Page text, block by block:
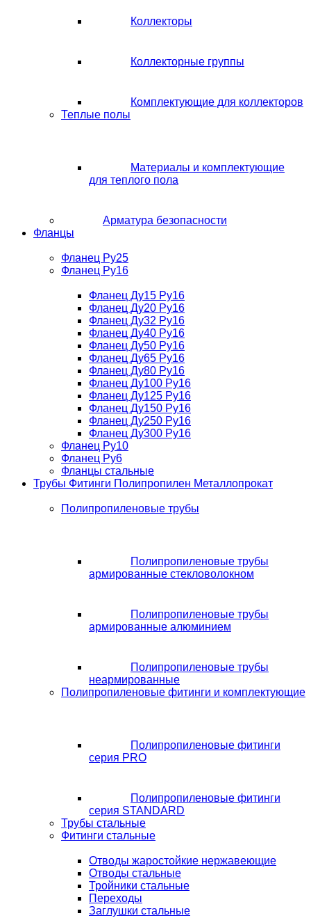
Коллекторы
Коллекторные группы
Комплектующие для коллекторов
Теплые полы
Материалы и комплектующие
для теплого пола
Арматура безопасности
Фланцы
Фланец Ру25
Фланец Ру16
Фланец Ду15 Ру16
Фланец Ду20 Ру16
Фланец Ду32 Ру16
Фланец Ду40 Ру16
Фланец Ду50 Ру16
Фланец Ду65 Ру16
Фланец Ду80 Ру16
Фланец Ду100 Ру16
Фланец Ду125 Ру16
Фланец Ду150 Ру16
Фланец Ду250 Ру16
Фланец Ду300 Ру16
Фланец Ру10
Фланец Ру6
Фланцы стальные
Трубы Фитинги Полипропилен Металлопрокат
Полипропиленовые трубы
Полипропиленовые трубы
армированные стекловолокном
Полипропиленовые трубы
армированные алюминием
Полипропиленовые трубы
неармированные
Полипропиленовые фитинги и комплектующие
Полипропиленовые фитинги
серия PRO
Полипропиленовые фитинги
серия STANDARD
Трубы стальные
Фитинги стальные
Отводы жаростойкие нержавеющие
Отводы стальные
Тройники стальные
Переходы
Заглушки стальные